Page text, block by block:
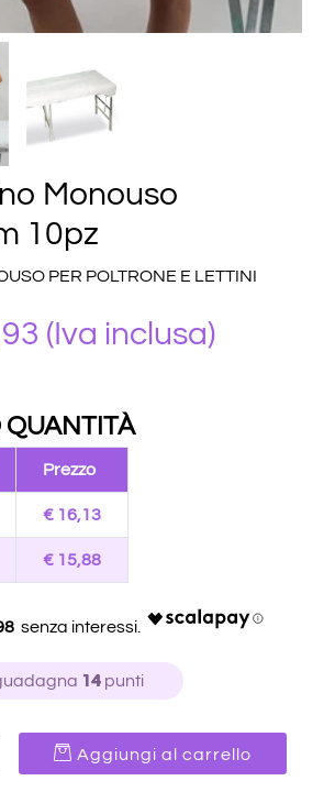
Monouso
10pz
PER POLTRONE E LETTINI
(Iva inclusa)
QUANTITÀ
Prezzo
€ 16,13
€ 15,88
14 punti
Aggiungi al carrello